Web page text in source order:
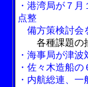
・港湾局が７
点整
備方策検討会
各種課題の
・海事局が津
・佐々木造船
・内航総連、